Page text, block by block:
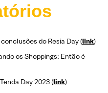
do Resia Day (link)
os Shoppings: Então é
Day 2023 (link)